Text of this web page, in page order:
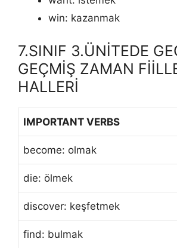
win: kazanmak
7.SINIF 3.ÜNİTEDE
GEÇMİŞ ZAMAN
HALLERİ
IMPORTANT VERBS
become: olmak
die: ölmek
discover: keşfetmek
find: bulmak